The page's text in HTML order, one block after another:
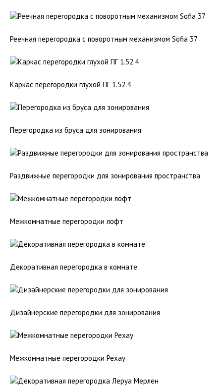
Реечная перегородка с поворотным механизмом Sofia 37
Каркас перегородки глухой ПГ 1.52.4
Перегородка из бруса для зонирования
Раздвижные перегородки для зонирования пространства
Межкомнатные перегородки лофт
Декоративная перегородка в комнате
Дизайнерские перегородки для зонирования
Межкомнатные перегородки Рехау